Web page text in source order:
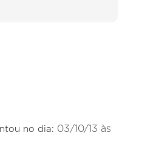
no dia: 03/10/13 às